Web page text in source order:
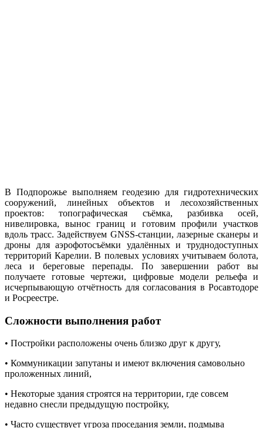
В Подпорожье выполняем геодезию для гидротехнических
сооружений, линейных объектов и лесохозяйственных
проектов: топографическая съёмка, разбивка осей,
нивелировка, вынос границ и готовим профили участков
вдоль трасс. Задействуем GNSS-станции, лазерные сканеры и
дроны для аэрофотосъёмки удалённых и труднодоступных
территорий Карелии. В полевых условиях учитываем болота,
леса и береговые перепады. По завершении работ вы
получаете готовые чертежи, цифровые модели рельефа и
исчерпывающую отчётность для согласования в Росавтодоре
и Росреестре.
Сложности выполнения работ
• Постройки расположены очень близко друг к другу,
• Коммуникации запутаны и имеют включения самовольно
проложенных линий,
• Некоторые здания строятся на территории, где совсем
недавно снесли предыдущую постройку,
• Часто существует угроза проседания земли, подмыва